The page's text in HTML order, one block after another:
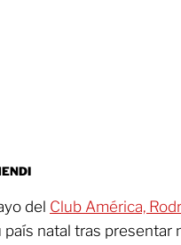
del Club América,
país natal tras presentar